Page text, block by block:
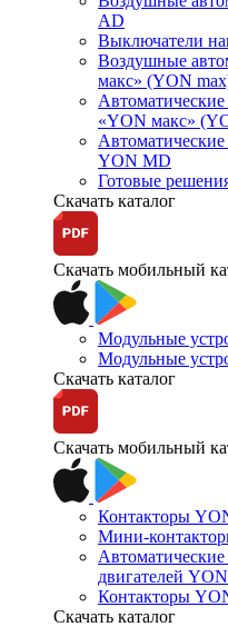
AD
Выключатели
Воздушные
макс» (YON
«YON макс»
YON MD
Готовые
Скачать каталог
Скачать мобильный
Модульные
Модульные
Скачать каталог
Скачать мобильный
Контакторы
Мини-
двигателей
Контакторы
Скачать каталог